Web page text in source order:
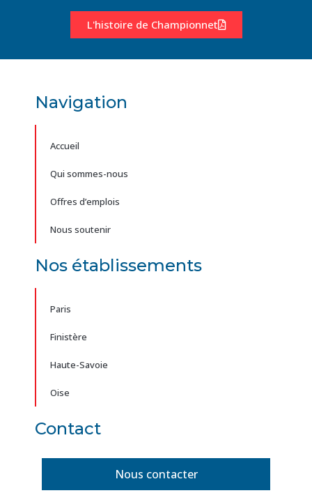
L'histoire de Championnet
Navigation
Accueil
Qui sommes-nous
Offres d’emplois
Nous soutenir
Nos établissements
Paris
Finistère
Haute-Savoie
Oise
Contact
Nous contacter